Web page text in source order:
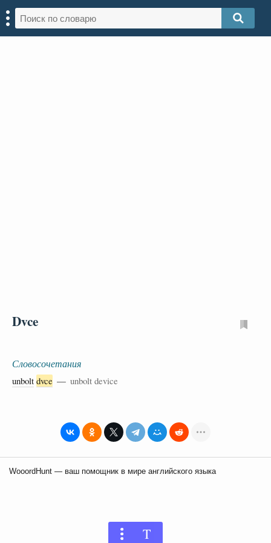
Dvce
Словосочетания
unbolt dvce — unbolt device
WooordHunt — ваш помощник в мире английского языка
T